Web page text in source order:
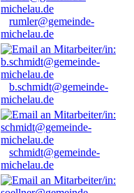
rumler@gemeinde-
michelau.de
b.schmidt@gemeinde-
michelau.de
schmidt@gemeinde-
michelau.de